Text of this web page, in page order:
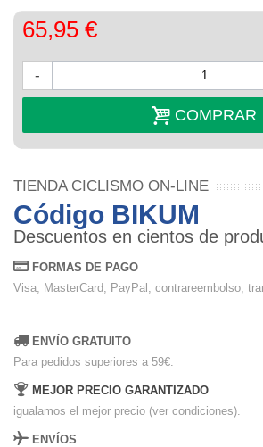
65,95 €
-
COMPRAR
TIENDA CICLISMO ON-LINE
Código BIKUM
Descuentos en cientos de
FORMAS DE PAGO
Visa, MasterCard, PayPal, contrareembolso,
ENVÍO GRATUITO
Para pedidos superiores a 59€.
MEJOR PRECIO GARANTIZADO
igualamos el mejor precio (ver condiciones).
ENVÍOS